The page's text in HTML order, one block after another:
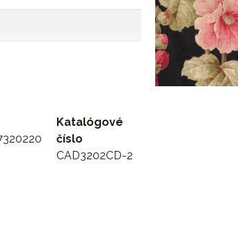
Katalógové
číslo
CAD3202CD-2